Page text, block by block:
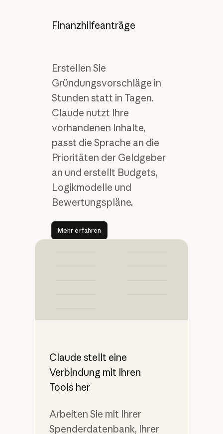
Finanzhilfeanträge
Erstellen Sie
Gründungsvorschläge in
Stunden statt in Tagen.
Claude nutzt Ihre
vorhandenen Inhalte,
passt die Sprache an die
Prioritäten der Geldgeber
an und erstellt Budgets,
Logikmodelle und
Bewertungspläne.
Mehr erfahren
Mehr erfahren
Claude stellt eine
Verbindung mit Ihren
Tools her
Arbeiten Sie mit Ihrer
Spenderdatenbank, Ihrer